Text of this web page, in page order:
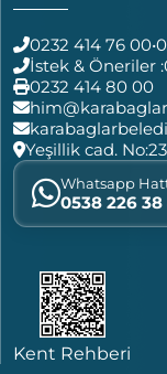
0232 414 76 00•
İstek & Öneriler :
0232 414 80 00
Yeşillik cad.
Whatsapp
0538 226 38
Kent Rehberi